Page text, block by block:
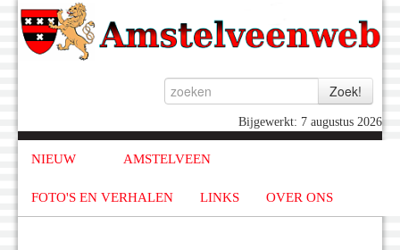
Bijgewerkt: 7 augustus 2026
NIEUW AMSTELVEEN
FOTO'S EN VERHALEN LINKS OVER ONS